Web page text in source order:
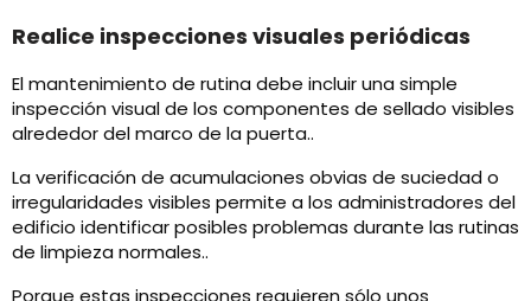
Realice inspecciones visuales periódicas
El mantenimiento de rutina debe incluir una simple
inspección visual de los componentes de sellado visibles
alrededor del marco de la puerta..
La verificación de acumulaciones obvias de suciedad o
irregularidades visibles permite a los administradores del
edificio identificar posibles problemas durante las rutinas
de limpieza normales..
Porque estas inspecciones requieren sólo unos